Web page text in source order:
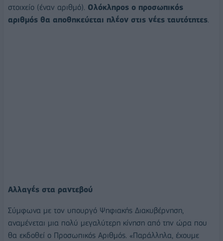
στοιχείο (έναν αριθμό). Ολόκληρος ο προσωπικός
αριθμός θα αποθηκεύεται πλέον στις νέες ταυτότητες.
Αλλαγές στα ραντεβού
Σύμφωνα με τον υπουργό Ψηφιακής Διακυβέρνηση,
αναμένεται μια πολύ μεγαλύτερη κίνηση από την ώρα που
θα εκδοθεί ο Προσωπικός Αριθμός. «Παράλληλα, έχουμε